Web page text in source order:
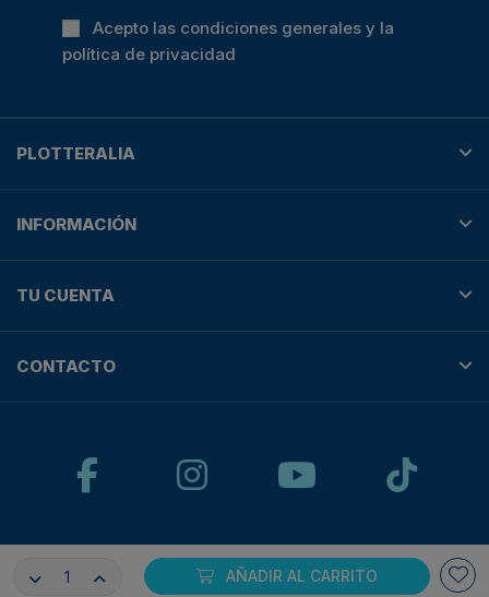
AÑADIR AL CARRITO
Acepto las condiciones generales y la
política de privacidad
PLOTTERALIA
INFORMACIÓN
TU CUENTA
CONTACTO
© Plotteralia